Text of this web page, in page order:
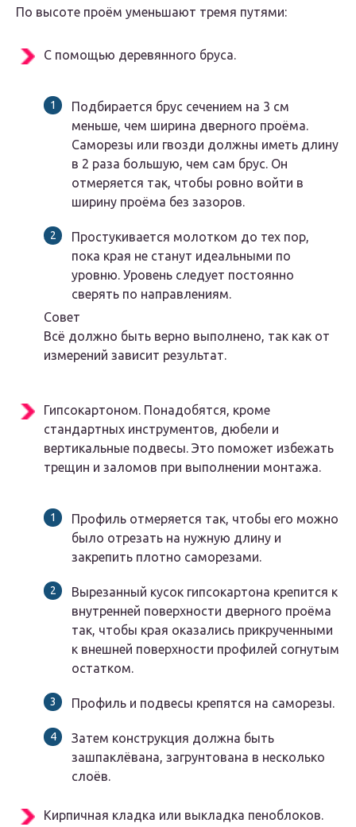
По высоте проём уменьшают тремя путями:
С помощью деревянного бруса.
Подбирается брус сечением на 3 см
меньше, чем ширина дверного проёма.
Саморезы или гвозди должны иметь длину
в 2 раза большую, чем сам брус. Он
отмеряется так, чтобы ровно войти в
ширину проёма без зазоров.
Простукивается молотком до тех пор,
пока края не станут идеальными по
уровню. Уровень следует постоянно
сверять по направлениям.
Совет
Всё должно быть верно выполнено, так как от
измерений зависит результат.
Гипсокартоном. Понадобятся, кроме
стандартных инструментов, дюбели и
вертикальные подвесы. Это поможет избежать
трещин и заломов при выполнении монтажа.
Профиль отмеряется так, чтобы его можно
было отрезать на нужную длину и
закрепить плотно саморезами.
Вырезанный кусок гипсокартона крепится к
внутренней поверхности дверного проёма
так, чтобы края оказались прикрученными
к внешней поверхности профилей согнутым
остатком.
Профиль и подвесы крепятся на саморезы.
Затем конструкция должна быть
зашпаклёвана, загрунтована в несколько
слоёв.
Кирпичная кладка или выкладка пеноблоков.